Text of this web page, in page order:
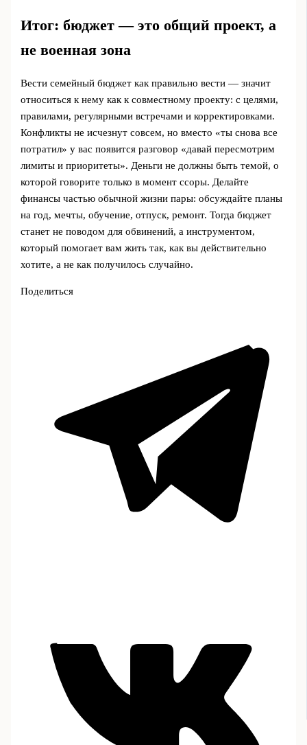
Итог: бюджет — это общий проект, а
не военная зона
Вести семейный бюджет как правильно вести — значит
относиться к нему как к совместному проекту: с целями,
правилами, регулярными встречами и корректировками.
Конфликты не исчезнут совсем, но вместо «ты снова все
потратил» у вас появится разговор «давай пересмотрим
лимиты и приоритеты». Деньги не должны быть темой, о
которой говорите только в момент ссоры. Делайте
финансы частью обычной жизни пары: обсуждайте планы
на год, мечты, обучение, отпуск, ремонт. Тогда бюджет
станет не поводом для обвинений, а инструментом,
который помогает вам жить так, как вы действительно
хотите, а не как получилось случайно.
Поделиться